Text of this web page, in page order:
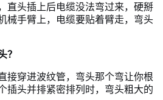
直头插上后电缆没法弯过来，硬掰
械手臂上，电缆要贴着臂走，弯头
？
接穿进波纹管，弯头那个弯让你根
插头并排紧密排列时，弯头粗大的